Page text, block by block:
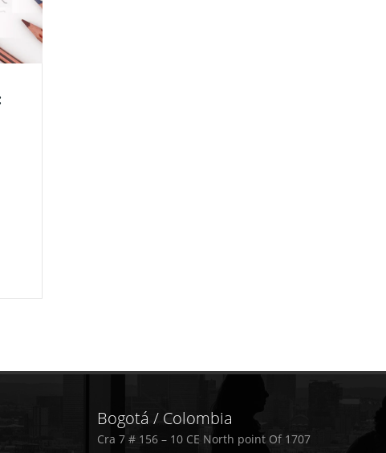
Bogotá / Colombia
Cra 7 # 156 – 10 CE North point Of 1707